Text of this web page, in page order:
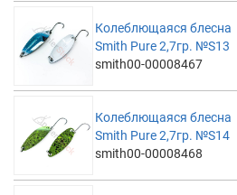
Колеблющаяся блесна
Smith Pure 2,7гр. №S13
smith00-00008467
Колеблющаяся блесна
Smith Pure 2,7гр. №S14
smith00-00008468